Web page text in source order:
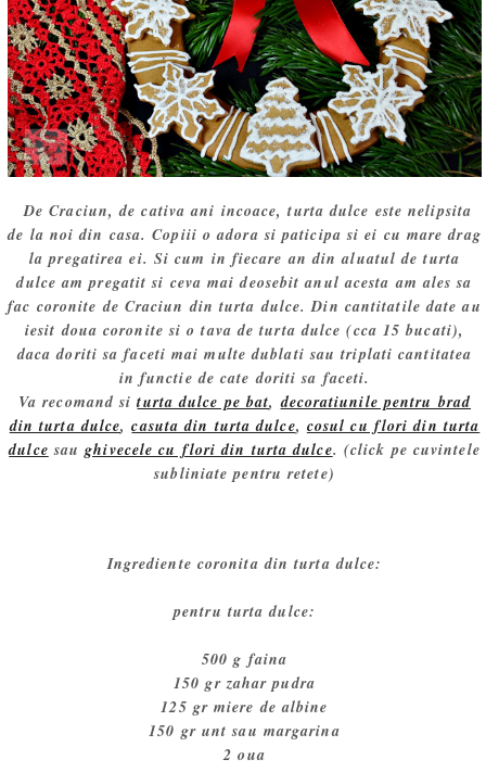
De Craciun, de cativa ani incoace, turta dulce este nelipsita
de la noi din casa. Copiii o adora si paticipa si ei cu mare drag
la pregatirea ei. Si cum in fiecare an din aluatul de turta
dulce am pregatit si ceva mai deosebit anul acesta am ales sa
fac coronite de Craciun din turta dulce. Din cantitatile date au
iesit doua coronite si o tava de turta dulce (cca 15 bucati),
daca doriti sa faceti mai multe dublati sau triplati cantitatea
in functie de cate doriti sa faceti.
Va recomand siturta dulce pe bat,decoratiunile pentru brad
din turta dulce,casuta din turta dulce, cosul cu flori din turta
dulce saughivecele cu flori din turta dulce. (click pe cuvintele
subliniate pentru retete)
Ingrediente coronita din turta dulce:
pentru turta dulce:
500 g faina
150 gr zahar pudra
125 gr miere de albine
150 gr unt sau margarina
2 oua